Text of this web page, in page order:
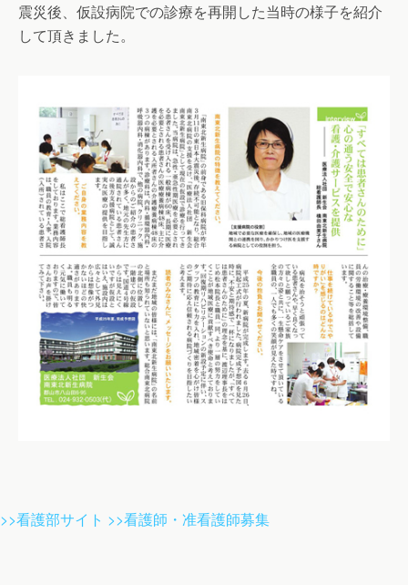
震災後、仮設病院での診療を再開した当時の様子を紹介
して頂きました。
>>看護部サイト >>看護師・准看護師募集